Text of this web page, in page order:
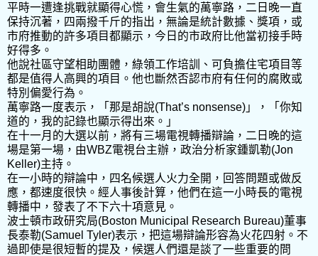
平時一遭逢挑戰就顯得心慌，會生氣的萬寧路，二日晚一直
保持沉著，四兩撥千斤的指出，無論是統計數據、獎項，或
市府推動的許多項目都顯示，今日的市政府比他當初接手時
好得多。
他說社區守望相助團體，綠領工作培訓、可負擔住宅項目等
都是值得人高興的項目。他也斷然否認市府有任何的腐敗或
特別偏愛行為。
萬寧路一度表示，「那是胡說(That’s nonsense)」，「你知
道的，我的記錄也顯示得出來。」
在十一月的大選以前，將有三場電視轉播辯論，二日晚的這
場是第一場，由WBZ電視台主辦，政治分析家鍾凱勒(Jon
Keller)主持。
在一小時的辯論中，四名候選人火力全開，回答問題或做反
應，都速度很快。經人事後計算，他們在這一小時長的電視
轉播中，發表了不下六十項意見。
波士頓市政研究局(Boston Municipal Research Bureau)董事
長泰勒(Samuel Tyler)表示，把這場辯論形容為火花四射。不
過即使是很短暫的提及，候選人們還是談了一些重要的問